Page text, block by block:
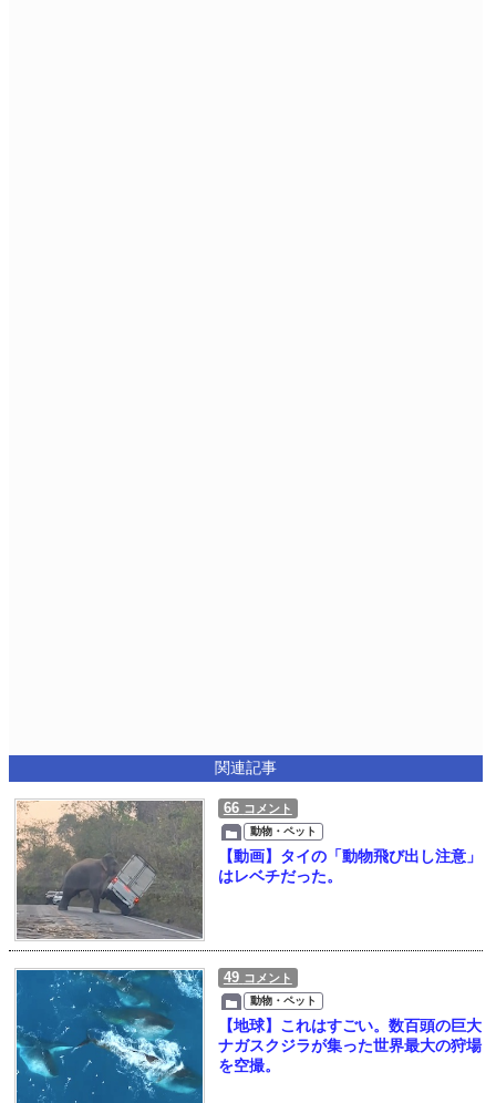
関連記事
66 コメント
動物・ペット
【動画】タイの「動物飛び出し注意」
はレベチだった。
49 コメント
動物・ペット
【地球】これはすごい。数百頭の巨大
ナガスクジラが集った世界最大の狩場
を空撮。